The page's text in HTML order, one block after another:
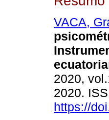
VACA,
2020,
2020.
https://